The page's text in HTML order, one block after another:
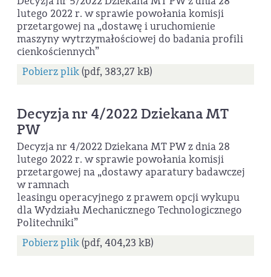
lutego 2022 r. w sprawie powołania komisji
przetargowej na „dostawę i uruchomienie
maszyny wytrzymałościowej do badania profili
cienkościennych”
Pobierz plik(pdf, 383,27 kB)
Decyzja nr 4/2022 Dziekana MT
PW
Decyzja nr 4/2022 Dziekana MT PW z dnia 28
lutego 2022 r. w sprawie powołania komisji
przetargowej na „dostawy aparatury badawczej
w ramnach
leasingu operacyjnego z prawem opcji wykupu
dla Wydziału Mechanicznego Technologicznego
Politechniki”
Pobierz plik(pdf, 404,23 kB)